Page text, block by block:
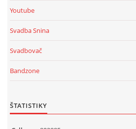
Youtube
Svadba Snina
Svadbovač
Bandzone
ŠTATISTIKY